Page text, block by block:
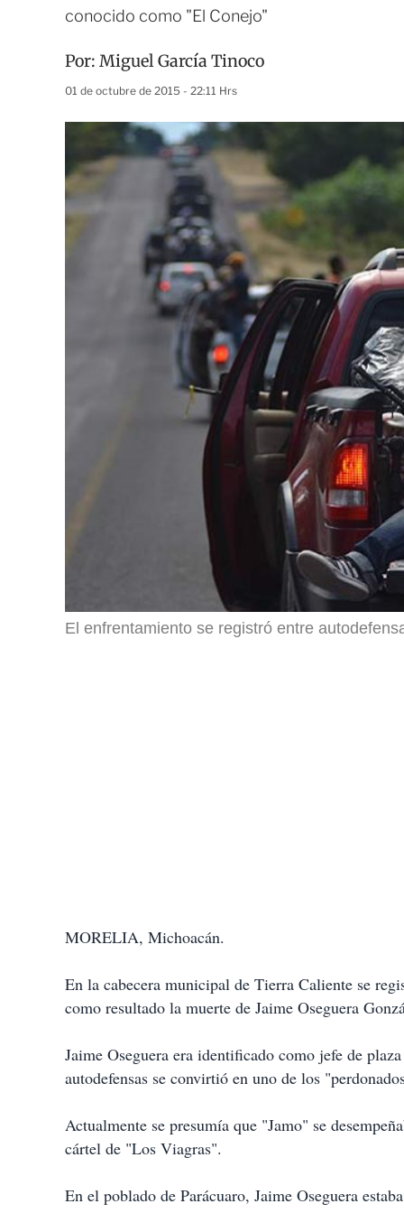
conocido como "El Conejo"
Por: Miguel García Tinoco
01 de octubre de 2015 - 22:11 Hrs
El enfrentamiento se registró entre
MORELIA, Michoacán.
En la cabecera municipal de Tierra Caliente se
como resultado la muerte de Jaime Oseguera
Jaime Oseguera era identificado como jefe de
autodefensas se convirtió en uno de los
Actualmente se presumía que "Jamo" se
cártel de "Los Viagras".
En el poblado de Parácuaro, Jaime Oseguera